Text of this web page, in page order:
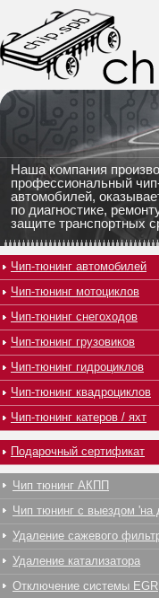
Наша компания
профессиональный
автомобилей,
по диагностике,
защите транспортных
Чип-тюнинг автомобилей
Чип-тюнинг мотоциклов
Чип-тюнинг снегоходов
Чип-тюнинг грузовиков
Чип-тюнинг гидроциклов
Чип-тюнинг квадроциклов
Чип-тюнинг катеров / яхт
Подарочный сертификат
Чип тюнинг АКПП
Чип тюнинг с выездом 'на
Удаление сажевого
Удаление катализатора
Отключение системы EGR